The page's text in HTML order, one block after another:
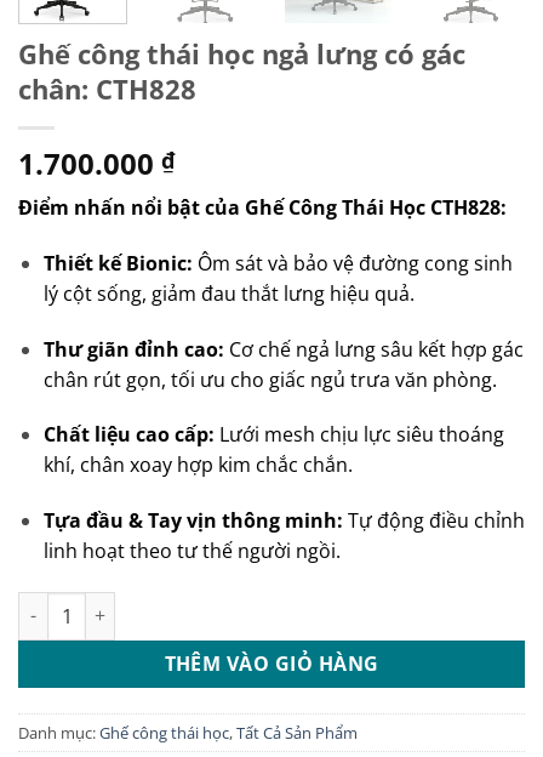
Ghế công thái học ngả lưng có gác
chân: CTH828
1.700.000 ₫
Điểm nhấn nổi bật của Ghế Công Thái Học CTH828:
Thiết kế Bionic: Ôm sát và bảo vệ đường cong sinh
lý cột sống, giảm đau thắt lưng hiệu quả.
Thư giãn đỉnh cao: Cơ chế ngả lưng sâu kết hợp gác
chân rút gọn, tối ưu cho giấc ngủ trưa văn phòng.
Chất liệu cao cấp: Lưới mesh chịu lực siêu thoáng
khí, chân xoay hợp kim chắc chắn.
Tựa đầu & Tay vịn thông minh: Tự động điều chỉnh
linh hoạt theo tư thế người ngồi.
Ghế công thái học ngả lưng có gác chân: CTH828 số lượng
THÊM VÀO GIỎ HÀNG
Danh mục:Ghế công thái học,Tất Cả Sản Phẩm